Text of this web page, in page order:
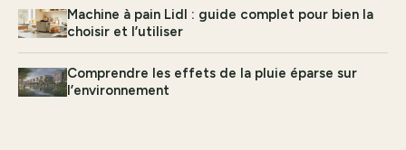
Machine à pain Lidl : guide complet pour bien la
choisir et l’utiliser
Comprendre les effets de la pluie éparse sur
l’environnement